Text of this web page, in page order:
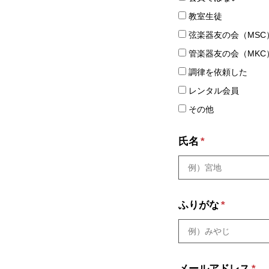
教室生徒
弦楽器友の会（MSC
管楽器友の会（MKC
調律を依頼した
レンタル会員
その他
氏名 *
ふりがな*